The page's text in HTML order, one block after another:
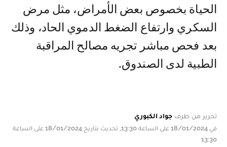
الحياة بخصوص بعض الأمراض، مثل مرض
السكري وارتفاع الضغط الدموي الحاد، وذلك
بعد فحص مباشر تجريه مصالح المراقبة
الطبية لدى الصندوق.
تحرير من طرف جواد الكبوري
في 18/01/2024 على الساعة 13:30, تحديث بتاريخ 18/01/2024 على الساعة
13:30